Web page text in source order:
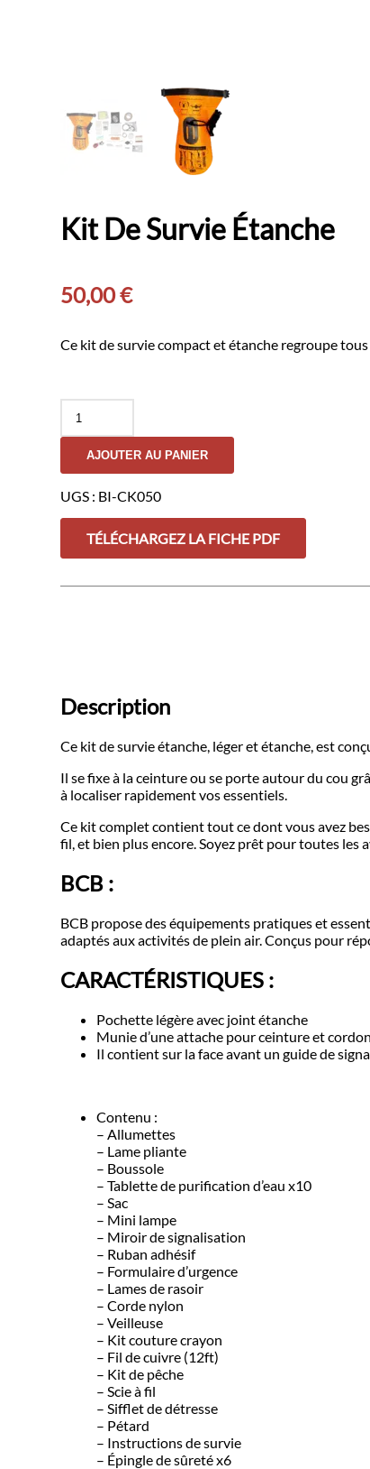
Kit De Survie Étanche
50,00€
Ce kit de survie compact et étanche regroupe
Kit
Survie
Étanche
AJOUTER AU PANIER
UGS : BI-CK050
TÉLÉCHARGEZ LA FICHE PDF
Description
Ce kit de survie étanche, léger et étanche, est
Il se fixe à la ceinture ou se porte autour du cou
à localiser rapidement vos essentiels.
Ce kit complet contient tout ce dont vous avez
fil, et bien plus encore. Soyez prêt pour toutes les
BCB :
BCB propose des équipements pratiques et
adaptés aux activités de plein air. Conçus pour
CARACTÉRISTIQUES :
Pochette légère avec joint étanche
Munie d’une attache pour ceinture et
Il contient sur la face avant un guide de
Contenu :
– Allumettes
– Lame pliante
– Boussole
– Tablette de purification d’eau x10
– Sac
– Mini lampe
– Miroir de signalisation
– Ruban adhésif
– Formulaire d’urgence
– Lames de rasoir
– Corde nylon
– Veilleuse
– Kit couture crayon
– Fil de cuivre (12ft)
– Kit de pêche
– Scie à fil
– Sifflet de détresse
– Pétard
– Instructions de survie
– Épingle de sûreté x6